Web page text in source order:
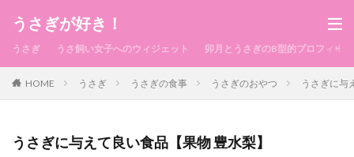
うさぎが好き！
うさぎ うさ飼い女子へのウィジェット 卯月とうさぎのB型的プロフィール
HOME うさぎ うさぎの食事 うさぎのおやつ うさぎに与
うさぎに与えて良い食品【果物 豊水梨】